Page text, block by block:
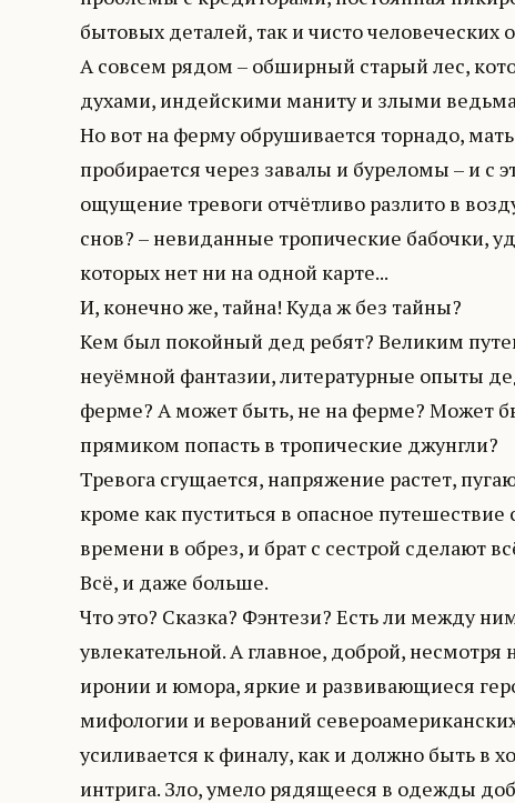
бытовых деталей, так и чисто
А совсем рядом – обширный старый лес,
духами, индейскими маниту и злыми
Но вот на ферму обрушивается торнадо,
пробирается через завалы и буреломы – и с
ощущение тревоги отчётливо разлито в
снов? – невиданные тропические бабочки,
которых нет ни на одной карте...
И, конечно же, тайна! Куда ж без тайны?
Кем был покойный дед ребят? Великим
неуёмной фантазии, литературные опыты
ферме? А может быть, не на ферме? Может
прямиком попасть в тропические джунгли?
Тревога сгущается, напряжение растет,
кроме как пуститься в опасное
времени в обрез, и брат с сестрой сделают
Всё, и даже больше.
Что это? Сказка? Фэнтези? Есть ли между
увлекательной. А главное, доброй,
иронии и юмора, яркие и развивающиеся
мифологии и верований
усиливается к финалу, как и должно быть в
интрига. Зло, умело рядящееся в одежды